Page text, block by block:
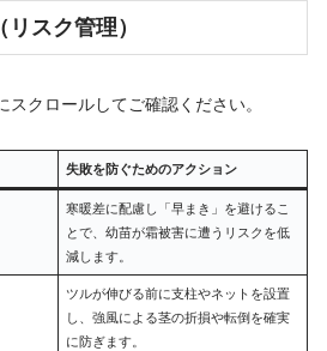
スク管理）
スクロールしてご確認ください。
失敗を防ぐためのアクション
寒暖差に配慮し「早まき」を避けるこ
とで、幼苗が霜被害に遭うリスクを低
減します。
ツルが伸びる前に支柱やネットを設置
し、強風による茎の折損や転倒を確実
に防ぎます。